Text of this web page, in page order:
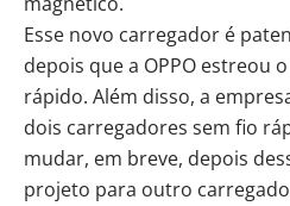
Esse novo carregador é
depois que a OPPO estreou
rápido. Além disso, a
dois carregadores sem fio
mudar, em breve, depois
projeto para outro